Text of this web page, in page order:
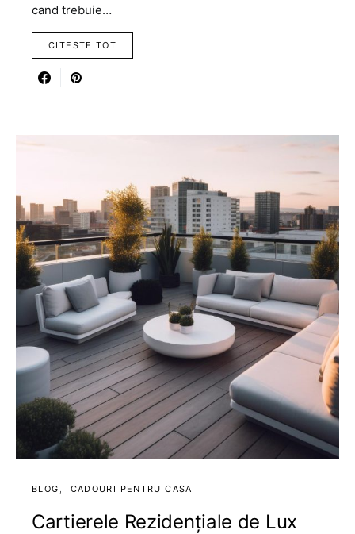
cand trebuie…
CITESTE TOT
BLOG CADOURI PENTRU CASA
Cartierele Rezidențiale de Lux